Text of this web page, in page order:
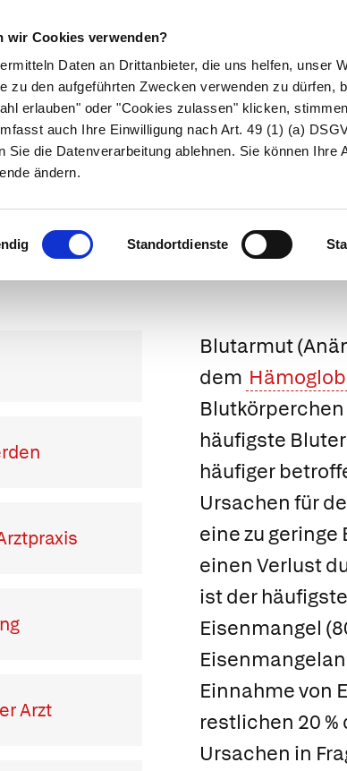
wir Cookies verwenden?
Daten an Drittanbieter, die uns helfen, unser
zu den aufgeführten Zwecken verwenden zu dürfen,
erlauben" oder "Cookies zulassen" klicken,
auch Ihre Einwilligung nach Art. 49 (1) (a)
Sie die Datenverarbeitung ablehnen. Sie können Ihre
ändern.
Standortdienste
Therapie Medikamente Naturheilkunde
Arzt
Blutarmut
dem
häufigste
häufiger
Ursachen für
eine zu
einen Verlust
ist der
Eisenmangel
Einnahme von
restlichen 20
Ursachen in